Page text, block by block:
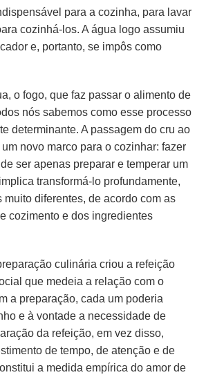
para a cozinha, para lavar
cozinhá-los. A água logo assumiu
e, portanto, se impôs como
o fogo, que faz passar o alimento de
nós sabemos como esse processo
determinante. A passagem do cru ao
novo marco para o cozinhar: fazer
ser apenas preparar e temperar um
transformá-lo profundamente,
muito diferentes, de acordo com as
cozimento e dos ingredientes
culinária criou a refeição
que medeia a relação com o
a preparação, cada um poderia
e à vontade a necessidade de
da refeição, em vez disso,
de tempo, de atenção e de
a medida empírica do amor de